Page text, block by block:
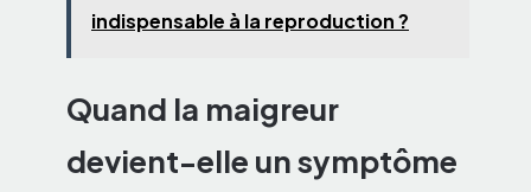
indispensable à la reproduction ?
Quand la maigreur
devient-elle un symptôme